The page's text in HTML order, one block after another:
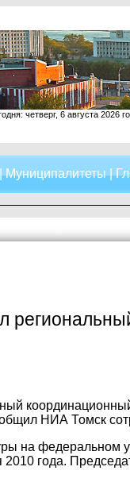
четверг, 6 августа 2026
Муниципалитеты|
НИА Томск
на федеральном
года.